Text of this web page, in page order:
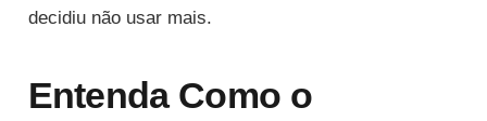
decidiu não usar mais.
Entenda Como o